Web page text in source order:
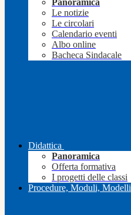
Panoramica
Le notizie
Le circolari
Calendario eventi
Albo online
Bacheca Sindacale
Didattica
Panoramica
Offerta formativa
I progetti delle classi
Procedure, Moduli, Modelli